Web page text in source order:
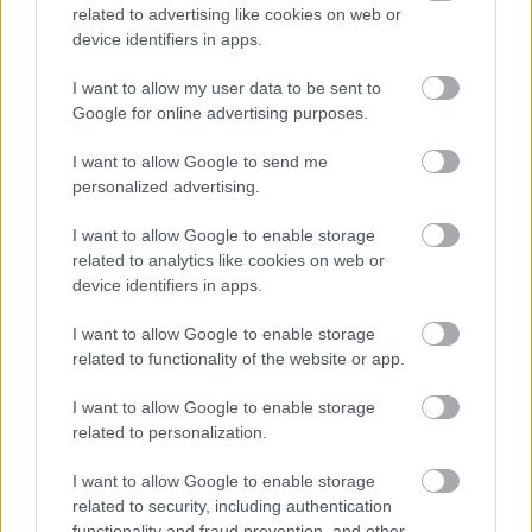
related to advertising like cookies on web or
device identifiers in apps.
I want to allow my user data to be sent to
Google for online advertising purposes.
I want to allow Google to send me
personalized advertising.
I want to allow Google to enable storage
related to analytics like cookies on web or
device identifiers in apps.
I want to allow Google to enable storage
related to functionality of the website or app.
I want to allow Google to enable storage
related to personalization.
I want to allow Google to enable storage
related to security, including authentication
Motorbalesetben meghalt Glen Hansard, a Once
Oscar-díjas színésze
| 2026.07.29 16:20
A The Frames frontembere, az Oscar-díjas Egyszer